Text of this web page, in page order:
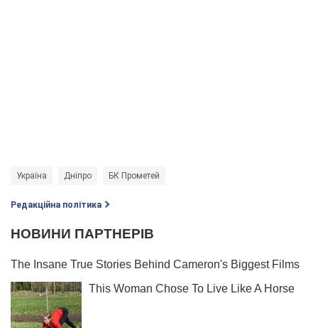
Україна Дніпро БК Прометей
Редакційна політика